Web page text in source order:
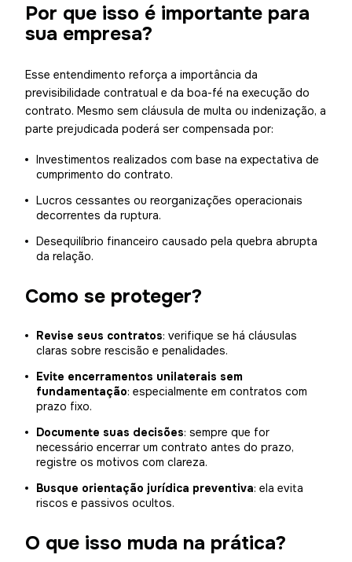
Por que isso é importante para
sua empresa?
Esse entendimento reforça a importância da
previsibilidade contratual e da boa-fé na execução do
contrato. Mesmo sem cláusula de multa ou indenização, a
parte prejudicada poderá ser compensada por:
Investimentos realizados com base na expectativa de
cumprimento do contrato.
Lucros cessantes ou reorganizações operacionais
decorrentes da ruptura.
Desequilíbrio financeiro causado pela quebra abrupta
da relação.
Como se proteger?
Revise seus contratos: verifique se há cláusulas
claras sobre rescisão e penalidades.
Evite encerramentos unilaterais sem
fundamentação: especialmente em contratos com
prazo fixo.
Documente suas decisões: sempre que for
necessário encerrar um contrato antes do prazo,
registre os motivos com clareza.
Busque orientação jurídica preventiva: ela evita
riscos e passivos ocultos.
O que isso muda na prática?